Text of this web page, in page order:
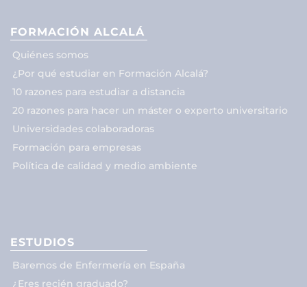
FORMACIÓN ALCALÁ
Quiénes somos
¿Por qué estudiar en Formación Alcalá?
10 razones para estudiar a distancia
20 razones para hacer un máster o experto universitario
Universidades colaboradoras
Formación para empresas
Política de calidad y medio ambiente
ESTUDIOS
Baremos de Enfermería en España
¿Eres recién graduado?